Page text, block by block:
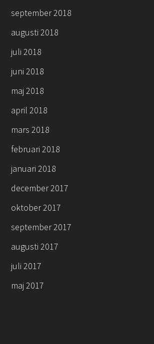
september 2018
augusti 2018
juli 2018
juni 2018
maj 2018
april 2018
mars 2018
februari 2018
januari 2018
december 2017
oktober 2017
september 2017
augusti 2017
juli 2017
maj 2017